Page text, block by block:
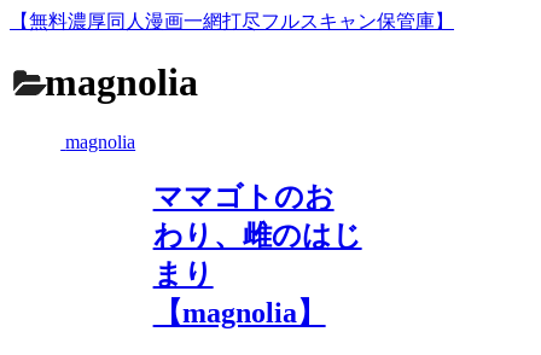
【無料濃厚同人漫画一網打尽フルスキャン保管庫】
magnolia
magnolia
ママゴトのお
わり、雌のはじ
まり
【magnolia】